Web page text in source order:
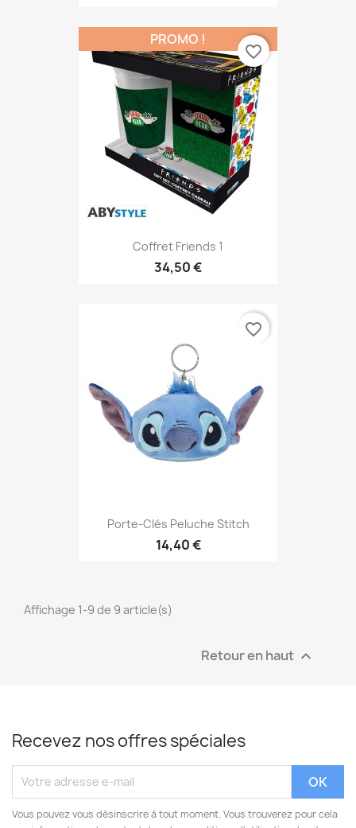
Coffret Friends 1
34,50 €
PROMO !
favorite_border
Porte-Clés Peluche Stitch
14,40 €
favorite_border
Affichage 1-9 de 9 article(s)
Retour en haut 
Recevez nos offres spéciales
Vous pouvez vous désinscrire à tout moment. Vous trouverez pour cela